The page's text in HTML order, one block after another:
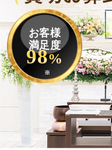
お客様
満足度
98%
※